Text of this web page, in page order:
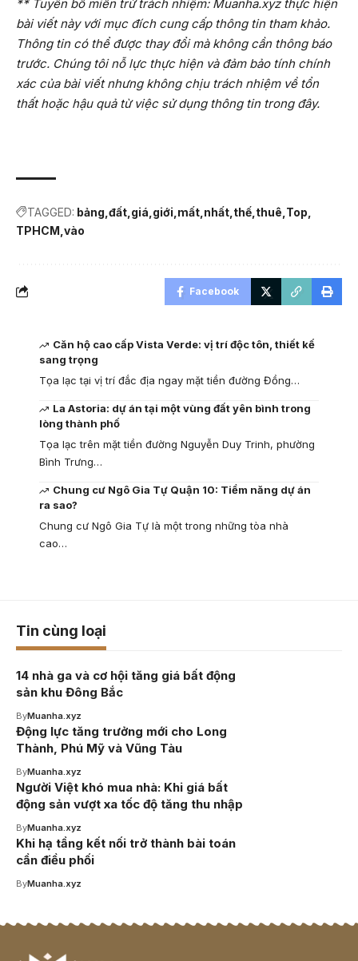
** Tuyên bố miễn trừ trách nhiệm: Muanha.xyz thực hiện
bài viết này với mục đích cung cấp thông tin tham khảo.
Thông tin có thể được thay đổi mà không cần thông báo
trước. Chúng tôi nỗ lực thực hiện và đảm bảo tính chính
xác của bài viết nhưng không chịu trách nhiệm về tổn
thất hoặc hậu quả từ việc sử dụng thông tin trong đây.
TAGGED: bảng đất giá giới mất nhất thế thuê Top
TPHCM vào
Facebook
Căn hộ cao cấp Vista Verde: vị trí độc tôn, thiết kế
sang trọng
Tọa lạc tại vị trí đắc địa ngay mặt tiền đường Đồng…
La Astoria: dự án tại một vùng đất yên bình trong
lòng thành phố
Tọa lạc trên mặt tiền đường Nguyễn Duy Trinh, phường
Bình Trưng…
Chung cư Ngô Gia Tự Quận 10: Tiềm năng dự án
ra sao?
Chung cư Ngô Gia Tự là một trong những tòa nhà
cao…
Tin cùng loại
14 nhà ga và cơ hội tăng giá bất động
sản khu Đông Bắc
ByMuanha.xyz
Động lực tăng trưởng mới cho Long
Thành, Phú Mỹ và Vũng Tàu
ByMuanha.xyz
Người Việt khó mua nhà: Khi giá bất
động sản vượt xa tốc độ tăng thu nhập
ByMuanha.xyz
Khi hạ tầng kết nối trở thành bài toán
cần điều phối
ByMuanha.xyz